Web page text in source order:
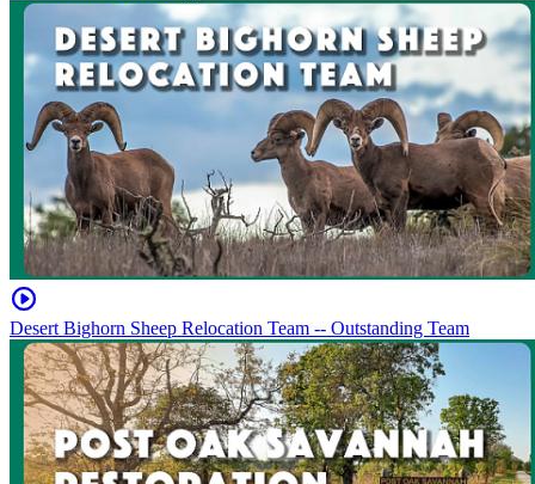
Desert Bighorn Sheep Relocation Team -- Outstanding Team